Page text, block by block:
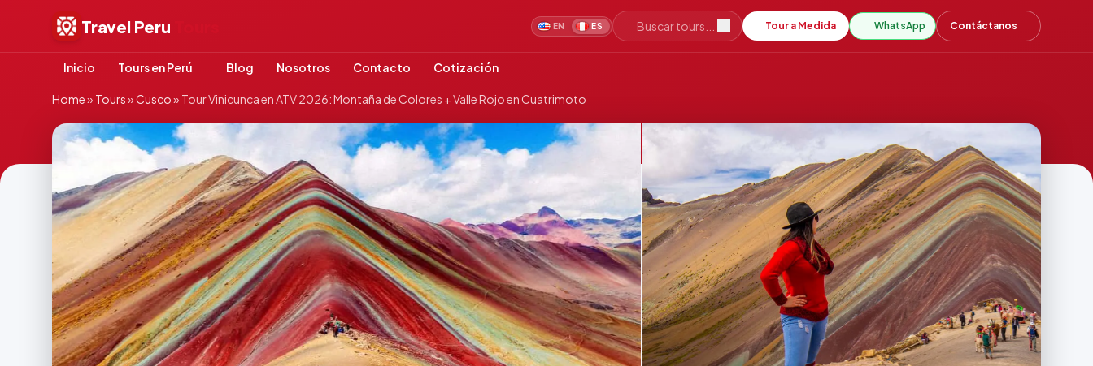
Travel Peru EN ES Buscar tours... Tour a Medida WhatsApp Contáctanos
Inicio Tours en Perú Blog Nosotros Contacto Cotización
Home» Tours»Cusco» Tour Vinicunca en ATV 2026: Montaña de Colores + Valle Rojo en Cuatrimoto